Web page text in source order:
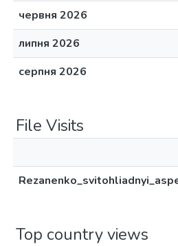
червня 2026
липня 2026
серпня 2026
File Visits
Top country views